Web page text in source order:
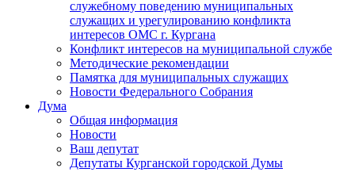
служебному поведению муниципальных
служащих и урегулированию конфликта
интересов ОМС г. Кургана
Конфликт интересов на муниципальной службе
Методические рекомендации
Памятка для муниципальных служащих
Новости Федерального Cобрания
Дума
Общая информация
Новости
Ваш депутат
Депутаты Курганской городской Думы